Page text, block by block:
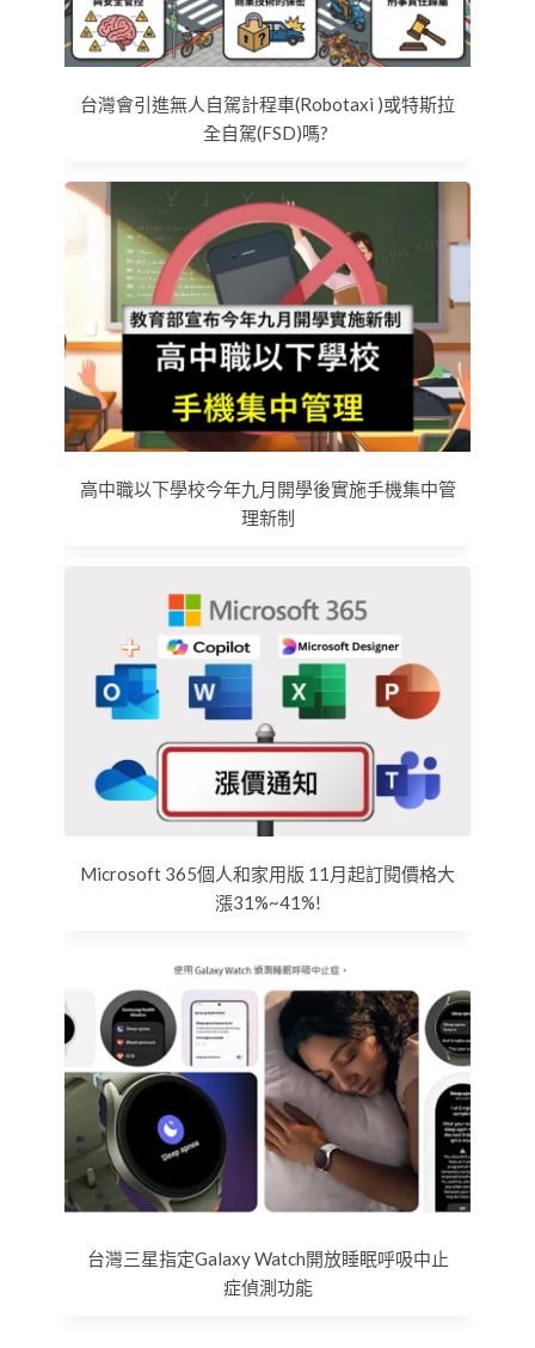
台灣會引進無人自駕計程車(Robotaxi )或特斯拉
全自駕(FSD)嗎?
高中職以下學校今年九月開學後實施手機集中管
理新制
Microsoft 365個人和家用版 11月起訂閱價格大
漲31%~41%!
台灣三星指定Galaxy Watch開放睡眠呼吸中止
症偵測功能